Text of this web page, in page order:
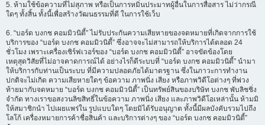
5. ห้ามใช้ข้อความที่ไม่สุภาพ หรือเป็นการหมิ่นประมาทผู้อื่นในการสื่อสาร ไม่ว่ากรณี
ใดๆ ทั้งสิ้น ทั้งนี้เพื่อสร้างวัฒนธรรมที่ดี ในการใช้เว็บ
6. “บอร์ด บงกช คอมมิวนิตี้” ไม่รับประกันความเสียหายของจดหมายที่เกิดจากการใช้
บริการของ “บอร์ด บงกช คอมมิวนิตี้” ซึ่งอาจจะไม่สามารถให้บริการได้ตลอด 24
ชั่วโมง เพราะเครื่องเซิร์ฟเวอร์ของ “บอร์ด บงกช คอมมิวนิตี้” อาจขัดข้องโดย
เหตุสุดวิสัยที่ไม่อาจคาดการณ์ได้ อย่างไรก็ดีระบบที่ “บอร์ด บงกช คอมมิวนิตี้” นำมา
ให้บริการกับท่านเป็นระบบ ที่มีความปลอดภัยได้มาตรฐาน ซึ่งในภาวะการทำงาน
ปกติจะไม่เกิด ความเสียหายใดๆ ข้อความ ภาพนิ่ง เสียง หรือภาพวิดีโอต่างๆ ที่พ่วง
ท้ายมากับจดหมาย “บอร์ด บงกช คอมมิวนิตี้” เป็นทรัพย์สินของบริษัท บงกช พับลิชชิ่ง
จำกัด ทางเราขอสงวนลิขสิทธิ์ในข้อความ ภาพนิ่ง เสียง และภาพวิดีโอเหล่านั้น ห้ามมิ
ให้สมาชิกนำ ไปเผยแพร่ใน รูปแบบใดๆ โดยมิได้รับอนุญาต ทั้งนี้มีผลบังคับรวมไปถึง
โลโก้ เครื่องหมายการค้าชื่อสินค้า และบริการต่างๆ ของ “บอร์ด บงกช คอมมิวนิตี้”